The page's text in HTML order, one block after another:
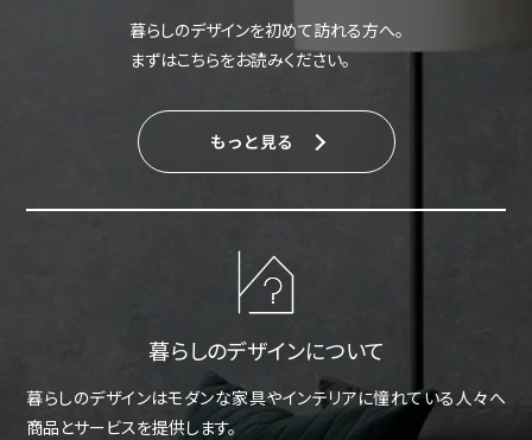
暮らしのデザインを初めて訪れる方へ。
まずはこちらをお読みください。
もっと見る
暮らしのデザインについて
暮らしのデザインはモダンな家具やインテリアに憧れている人々へ
商品とサービスを提供します。